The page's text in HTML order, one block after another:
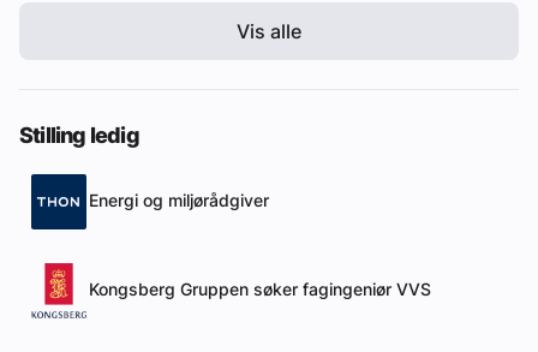
Vis alle
Stilling ledig
Energi og miljørådgiver
Kongsberg Gruppen søker fagingeniør VVS